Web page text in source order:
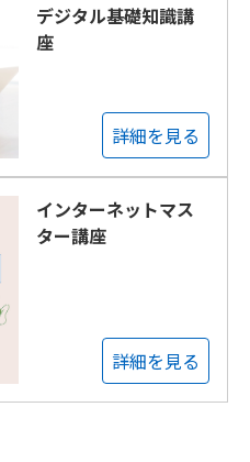
デジタル基礎知識講
座
詳細を見る
インターネットマス
ター講座
詳細を見る